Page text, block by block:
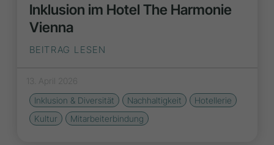
Inklusion im Hotel The Harmonie
Vienna
BEITRAG LESEN
13. April 2026
Inklusion & Diversität
Nachhaltigkeit
Hotellerie
Kultur
Mitarbeiterbindung